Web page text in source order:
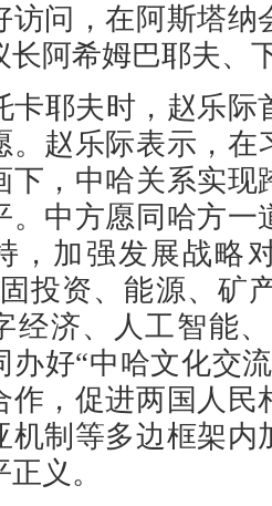
访问，在阿斯塔
长阿希姆巴耶夫、
卡耶夫时，赵乐
。赵乐际表示，
下，中哈关系实
。中方愿同哈方
，加强发展战略
投资、能源、矿
经济、人工智能
办好“中哈文化交
作，促进两国人
机制等多边框架
义。